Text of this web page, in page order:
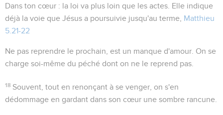
Dans ton cœur : la loi va plus loin que les actes. Elle indique
déjà la voie que Jésus a poursuivie jusqu'au terme, Matthieu
5.21-22
Ne pas reprendre le prochain, est un manque d'amour. On se
charge soi-même du péché dont on ne le reprend pas.
18 Souvent, tout en renonçant àse venger , on s'en
dédommage en gardant dans son cœur une sombre rancune.